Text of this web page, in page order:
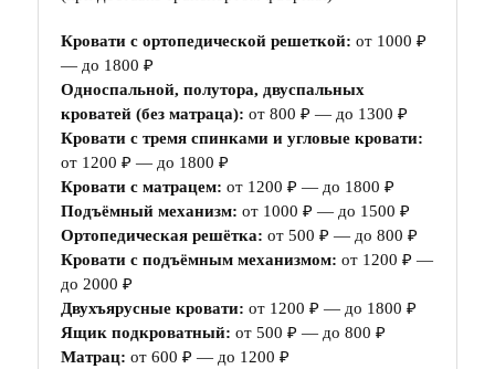
Кровати с ортопедической решеткой: от 1000 ₽
— до 1800 ₽
Односпальной, полутора, двуспальных
кроватей (без матраца): от 800 ₽ — до 1300 ₽
Кровати с тремя спинками и угловые кровати:
от 1200 ₽ — до 1800 ₽
Кровати с матрацем: от 1200 ₽ — до 1800 ₽
Подъёмный механизм: от 1000 ₽ — до 1500 ₽
Ортопедическая решётка: от 500 ₽ — до 800 ₽
Кровати с подъёмным механизмом: от 1200 ₽ —
до 2000 ₽
Двухъярусные кровати: от 1200 ₽ — до 1800 ₽
Ящик подкроватный: от 500 ₽ — до 800 ₽
Матрац: от 600 ₽ — до 1200 ₽